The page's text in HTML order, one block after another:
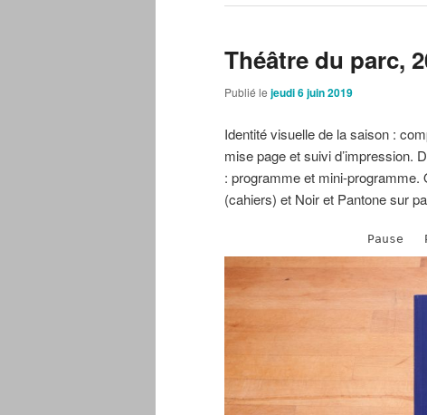
Théâtre du parc,
Publié le jeudi 6 juin 2019
Identité visuelle de la saison :
mise page et suivi d’impression.
: programme et mini-
(cahiers) et Noir et Pantone sur
Pause